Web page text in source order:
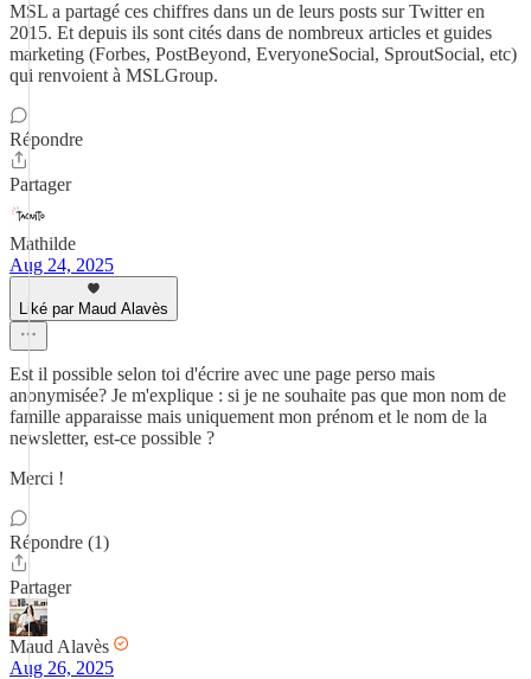
MSL a partagé ces chiffres dans un de leurs posts sur Twitter en
2015. Et depuis ils sont cités dans de nombreux articles et guides
marketing (Forbes, PostBeyond, EveryoneSocial, SproutSocial, etc)
qui renvoient à MSLGroup.
Répondre
Partager
Mathilde
Aug 24, 2025
Liké par Maud Alavès
Est il possible selon toi d'écrire avec une page perso mais
anonymisée? Je m'explique : si je ne souhaite pas que mon nom de
famille apparaisse mais uniquement mon prénom et le nom de la
newsletter, est-ce possible ?
Merci !
Répondre (1)
Partager
Maud Alavès
Aug 26, 2025